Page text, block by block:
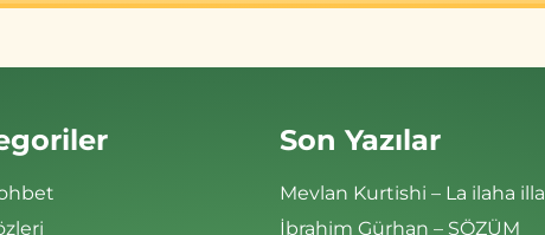
Son Yazılar
Mevlan Kurtishi – La ilaha
İbrahim Gürhan – SÖZÜM